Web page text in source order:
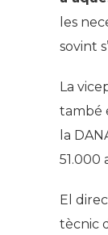
les
sovint
La
també
la
51.000
El
tècnic